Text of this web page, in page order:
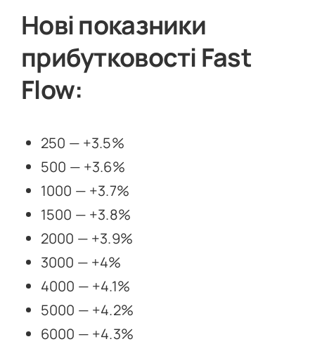
Нові показники
прибутковості Fast
Flow:
250 — +3.5%
500 — +3.6%
1000 — +3.7%
1500 — +3.8%
2000 — +3.9%
3000 — +4%
4000 — +4.1%
5000 — +4.2%
6000 — +4.3%